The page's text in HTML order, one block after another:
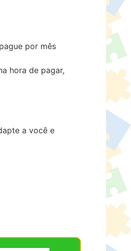
por mês
hora de pagar,
a você e